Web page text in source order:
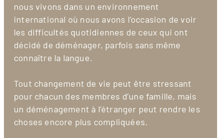
nous vivons dans un environnement
international où nous avons l’occasion de voir
les difficultés quotidiennes de ceux qui ont
décidé de déménager, parfois sans même
connaître la langue.
Tout changement de vie peut être stressant
pour chacun des membres d’une famille, mais
un déménagement à l’étranger peut rendre les
choses encore plus compliquées.